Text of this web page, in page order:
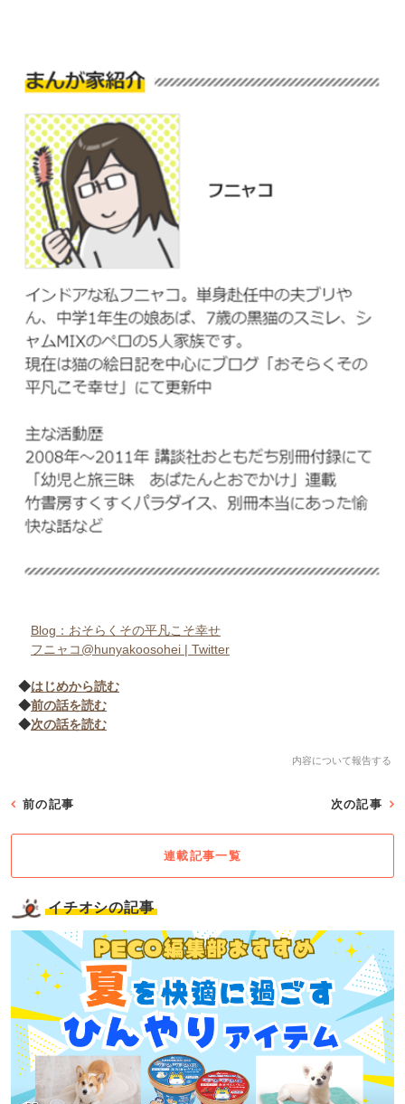
Blog：おそらくその平凡こそ幸せ
フニャコ@hunyakoosohei | Twitter
◆はじめから読む
◆前の話を読む
◆次の話を読む
内容について報告する
前の記事 次の記事
連載記事一覧
イチオシの記事
pecodogs
いぬ部をフォロー
アプリをダウンロードする